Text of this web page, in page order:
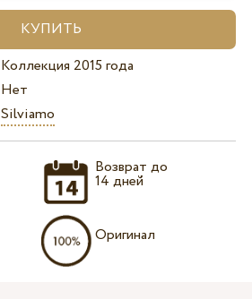
Коллекция 2015 года
Нет
Silviamo
Возврат до
14 дней
Оригинал